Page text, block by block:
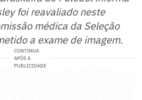
foi reavaliado neste
médica da Seleção
a exame de imagem.
CONTINUA
APÓS A
PUBLICIDADE